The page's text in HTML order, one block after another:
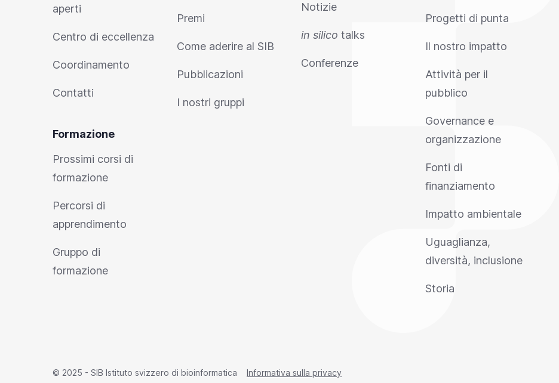
aperti
Centro di eccellenza
Coordinamento
Contatti
Formazione
Prossimi corsi di
formazione
Percorsi di
apprendimento
Gruppo di
formazione
Premi
Come aderire al SIB
Pubblicazioni
I nostri gruppi
Notizie
in silico talks
Conferenze
Progetti di punta
Il nostro impatto
Attività per il
pubblico
Governance e
organizzazione
Fonti di
finanziamento
Impatto ambientale
Uguaglianza,
diversità, inclusione
Storia
© 2025 - SIB Istituto svizzero di bioinformatica Informativa sulla privacy